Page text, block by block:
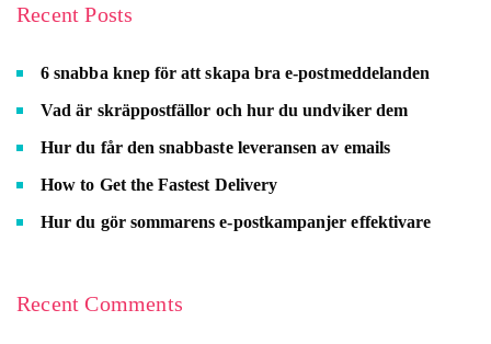
Recent Posts
6 snabba knep för att skapa bra e-postmeddelanden
Vad är skräppostfällor och hur du undviker dem
Hur du får den snabbaste leveransen av emails
How to Get the Fastest Delivery
Hur du gör sommarens e-postkampanjer effektivare
Recent Comments